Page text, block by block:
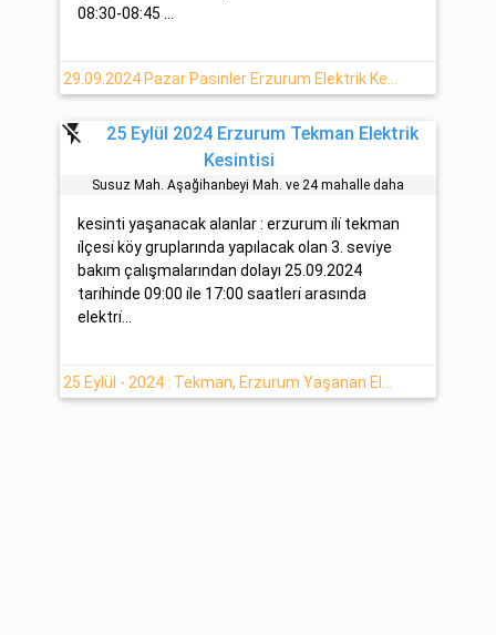
08:30-08:45 ...
flash_off
25 Eylül 2024 Erzurum Tekman Elektrik
Kesintisi
Susuz Mah. Aşağihanbeyi̇ Mah. ve 24 mahalle daha
kesinti yaşanacak alanlar : erzurum i̇li̇ tekman
i̇lçesi̇ köy gruplarında yapılacak olan 3. sevi̇ye
bakım çalışmalarından dolayı 25.09.2024
tari̇hi̇nde 09:00 i̇le 17:00 saatleri̇ arasında
elektri̇...